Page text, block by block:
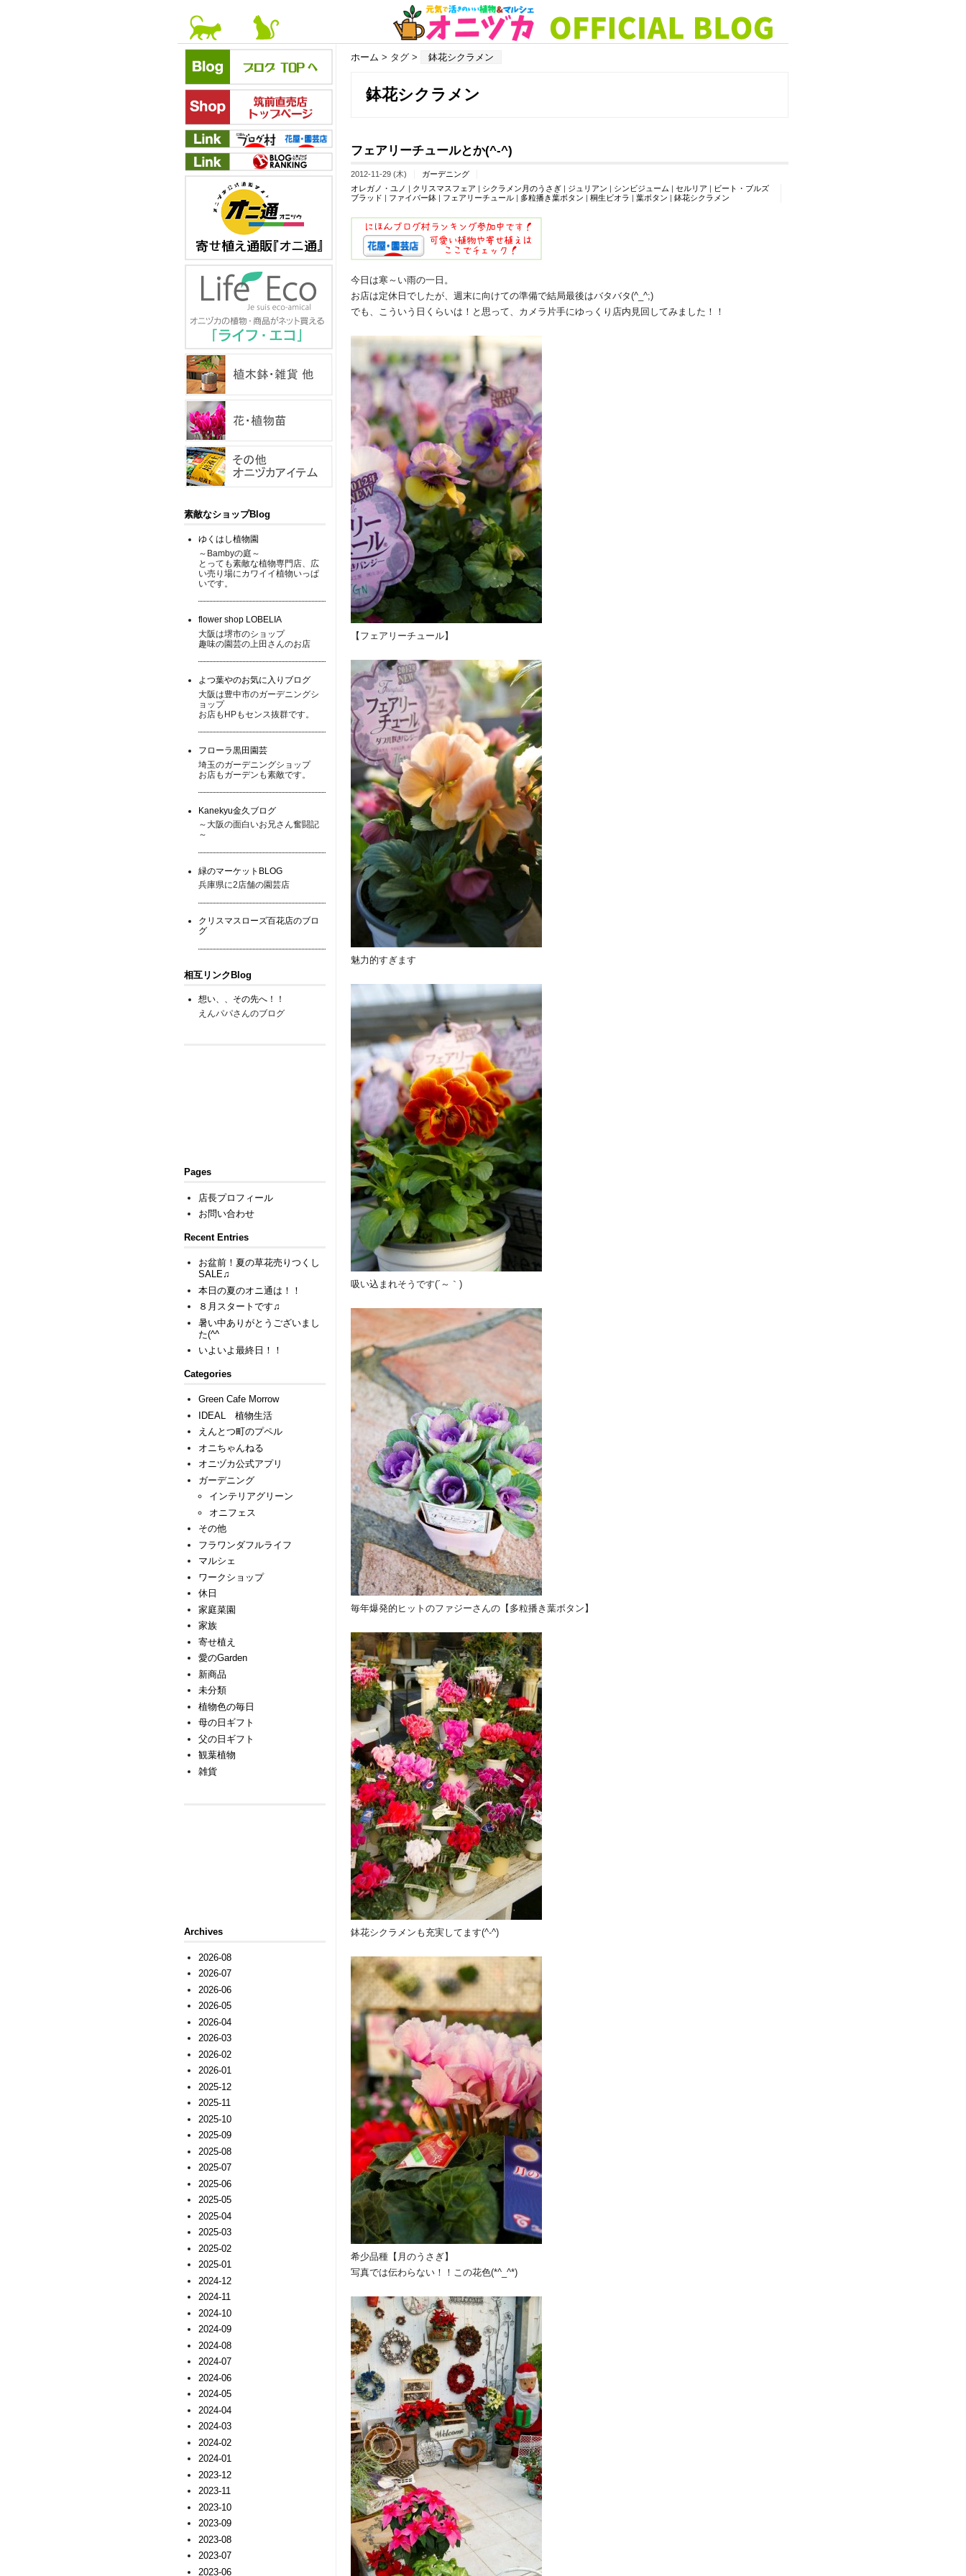
ホーム > タグ > 鉢花シクラメン
鉢花シクラメン
フェアリーチュールとか(^-^)
2012-11-29 (木)
ガーデニング
オレガノ・ユノ | クリスマスフェア | シクラメン月のうさぎ | ジュリアン | シンビジューム | セルリア | ビート・ブルズ
ブラッド | ファイバー鉢 | フェアリーチュール | 多粒播き葉ボタン | 桐生ビオラ | 葉ボタン | 鉢花シクラメン
今日は寒～い雨の一日。
お店は定休日でしたが、週末に向けての準備で結局最後はバタバタ(^_^;)
でも、こういう日くらいは！と思って、カメラ片手にゆっくり店内見回してみました！！
【フェアリーチュール】
魅力的すぎます
吸い込まれそうです(´～｀)
毎年爆発的ヒットのファジーさんの【多粒播き葉ボタン】
鉢花シクラメンも充実してます(^-^)
希少品種【月のうさぎ】
写真では伝わらない！！この花色(*^_^*)
素敵なショップBlog
ゆくはし植物園
～Bambyの庭～
とっても素敵な植物専門店、広
い売り場にカワイイ植物いっぱ
いです。
flower shop LOBELIA
大阪は堺市のショップ
趣味の園芸の上田さんのお店
よつ葉やのお気に入りブログ
大阪は豊中市のガーデニングシ
ョップ
お店もHPもセンス抜群です。
フローラ黒田園芸
埼玉のガーデニングショップ
お店もガーデンも素敵です。
Kanekyu金久ブログ
～大阪の面白いお兄さん奮闘記
～
緑のマーケットBLOG
兵庫県に2店舗の園芸店
クリスマスローズ百花店のブロ
グ
相互リンクBlog
想い、、その先へ！！
えんパパさんのブログ
Pages
店長プロフィール
お問い合わせ
Recent Entries
お盆前！夏の草花売りつくし
SALE♫
本日の夏のオニ通は！！
８月スタートです♫
暑い中ありがとうございまし
た(^^ゞ
いよいよ最終日！！
Categories
Green Cafe Morrow
IDEAL 植物生活
えんとつ町のプペル
オニちゃんねる
オニヅカ公式アプリ
ガーデニング
インテリアグリーン
オニフェス
その他
フラワンダフルライフ
マルシェ
ワークショップ
休日
家庭菜園
家族
寄せ植え
愛のGarden
新商品
未分類
植物色の毎日
母の日ギフト
父の日ギフト
観葉植物
雑貨
Archives
2026-08
2026-07
2026-06
2026-05
2026-04
2026-03
2026-02
2026-01
2025-12
2025-11
2025-10
2025-09
2025-08
2025-07
2025-06
2025-05
2025-04
2025-03
2025-02
2025-01
2024-12
2024-11
2024-10
2024-09
2024-08
2024-07
2024-06
2024-05
2024-04
2024-03
2024-02
2024-01
2023-12
2023-11
2023-10
2023-09
2023-08
2023-07
2023-06